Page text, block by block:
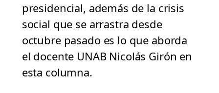
presidencial, además de la crisis
social que se arrastra desde
octubre pasado es lo que aborda
el docente UNAB Nicolás Girón en
esta columna.